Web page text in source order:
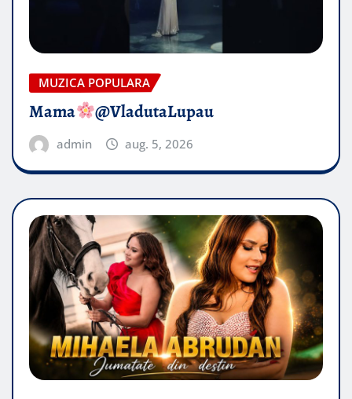
MUZICA POPULARA
Mama @VladutaLupau
admin aug. 5, 2026